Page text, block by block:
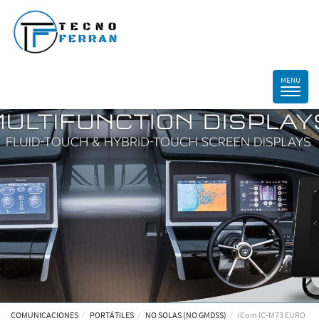
COMUNICACIONES PORTÁTILES NO SOLAS (NO GMDSS) iCom IC-M73 EURO